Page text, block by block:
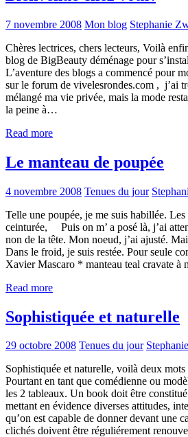
7 novembre 2008 Mon blog Stephanie
Chères lectrices, chers lecteurs, Voilà
blog de BigBeauty déménage pour
L’aventure des blogs a commencé pour
sur le forum de vivelesrondes.com , j’ai
mélangé ma vie privée, mais la mode
la peine à…
Read more
Le manteau de poupée
4 novembre 2008 Tenues du jour
Telle une poupée, je me suis habillée.
ceinturée, Puis on m’ a posé là, j’ai
non de la tête. Mon noeud, j’ai ajusté.
Dans le froid, je suis restée. Pour seule
Xavier Mascaro * manteau teal cravate à
Read more
Sophistiquée et naturelle
29 octobre 2008 Tenues du jour
Sophistiquée et naturelle, voilà deux
Pourtant en tant que comédienne ou
les 2 tableaux. Un book doit être
mettant en évidence diverses attitudes,
qu’on est capable de donner devant une
clichés doivent être réguliérement